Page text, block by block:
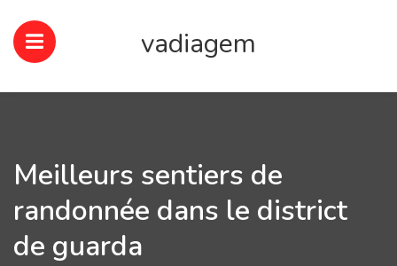
vadiagem
Meilleurs sentiers de
randonnée dans le district
de guarda